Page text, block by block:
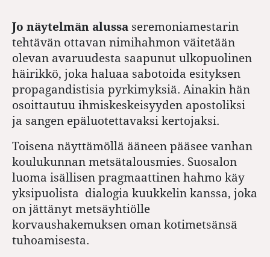
Jo näytelmän alussa seremoniamestarin
tehtävän ottavan nimihahmon väitetään
olevan avaruudesta saapunut ulkopuolinen
häirikkö, joka haluaa sabotoida esityksen
propagandistisia pyrkimyksiä. Ainakin hän
osoittautuu ihmiskeskeisyyden apostoliksi
ja sangen epäluotettavaksi kertojaksi.
Toisena näyttämöllä ääneen pääsee vanhan
koulukunnan metsätalousmies. Suosalon
luoma isällisen pragmaattinen hahmo käy
yksipuolista dialogia kuukkelin kanssa, joka
on jättänyt metsäyhtiölle
korvaushakemuksen oman kotimetsänsä
tuhoamisesta.